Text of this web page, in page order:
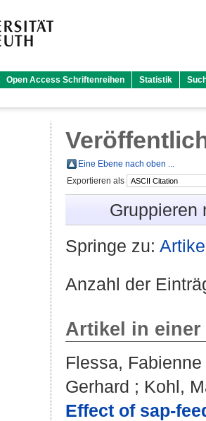
Open Access Schriftenreihen Statistik
Eine Ebene nach oben ...
Exportieren als
Gruppieren
Springe zu:
Anzahl der
Artikel in
Flessa, Fabienne
Gerhard ; Kohl,
Effect of sap-